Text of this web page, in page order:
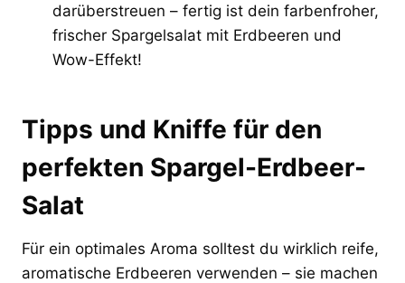
darüberstreuen – fertig ist dein farbenfroher,
frischer Spargelsalat mit Erdbeeren und
Wow-Effekt!
Tipps und Kniffe für den
perfekten Spargel-Erdbeer-
Salat
Für ein optimales Aroma solltest du wirklich reife,
aromatische Erdbeeren verwenden – sie machen